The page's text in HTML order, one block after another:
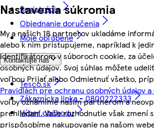
Nastavenia súkromia
My a našich 18 partnerov ukladáme
alebo k nim pristupujeme, napríklad k
identifikátorom v súboroch cookie, za
osobných údajov. Svoj súhlas môžete
voľbou Prijať alebo Odmietnuť všetko,
Pravidlách pre ochranu osobných údajov a
voľby oznámime našim partnerom a
prehliadaní. Vaše rozhodnutie však zmení
prispôsobíme nakupovanie na našom
Registrácia
Objednanie doručenia
Moje obľúbené
Kontaktujte nás
Tesco.sk
Zákaznícka linka - 0800222333
Výber obchodu